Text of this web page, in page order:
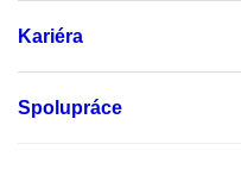
Kariéra
Spolupráce